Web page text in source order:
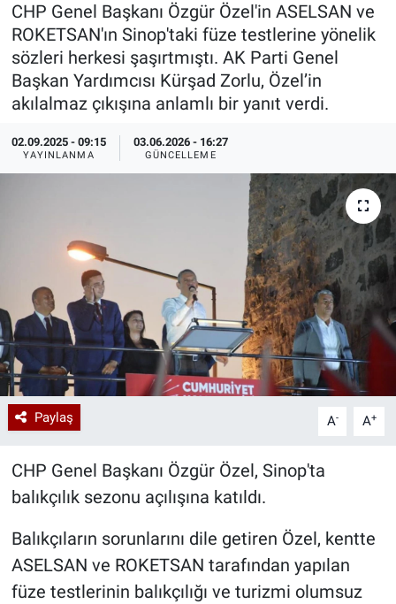
CHP Genel Başkanı Özgür Özel'in ASELSAN ve
ROKETSAN'ın Sinop'taki füze testlerine yönelik
sözleri herkesi şaşırtmıştı. AK Parti Genel
Başkan Yardımcısı Kürşad Zorlu, Özel’in
akılalmaz çıkışına anlamlı bir yanıt verdi.
02.09.2025 - 09:15
YAYINLANMA
03.06.2026 - 16:27
GÜNCELLEME
Paylaş A- A+
CHP Genel Başkanı Özgür Özel, Sinop'ta
balıkçılık sezonu açılışına katıldı.
Balıkçıların sorunlarını dile getiren Özel, kentte
ASELSAN ve ROKETSAN tarafından yapılan
füze testlerinin balıkçılığı ve turizmi olumsuz
Trend
Özel Haberler
Ekonomi
Dünya
Erişim Bilgileri
Sağlık
Teknoloji
Ramazan
Son Dakika Haberleri
Haber Arşivi